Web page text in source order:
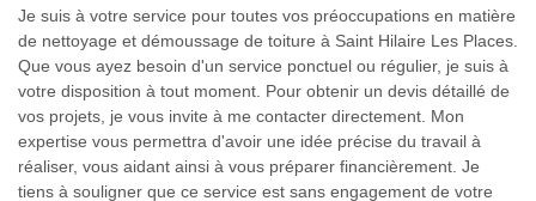
Je suis à votre service pour toutes vos préoccupations en matière
de nettoyage et démoussage de toiture à Saint Hilaire Les Places.
Que vous ayez besoin d'un service ponctuel ou régulier, je suis à
votre disposition à tout moment. Pour obtenir un devis détaillé de
vos projets, je vous invite à me contacter directement. Mon
expertise vous permettra d'avoir une idée précise du travail à
réaliser, vous aidant ainsi à vous préparer financièrement. Je
tiens à souligner que ce service est sans engagement de votre